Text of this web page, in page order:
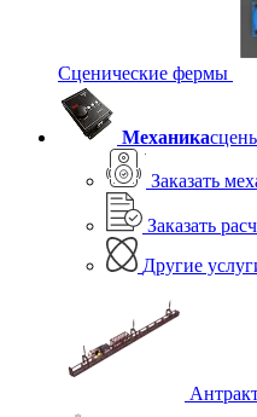
Сценические фермы
Механика
Заказать
Заказать
Другие